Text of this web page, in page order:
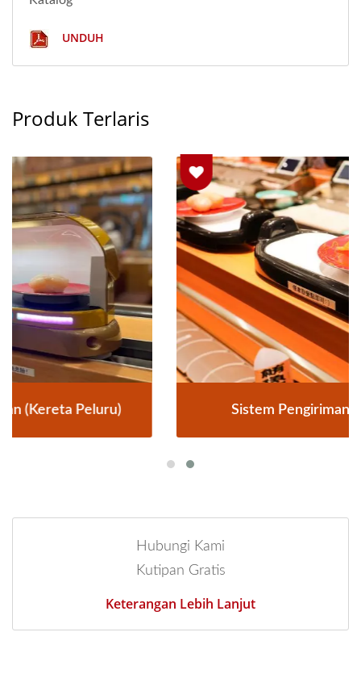
UNDUH
Produk Terlaris
Sistem Pengiriman Makanan Kereta
Hubungi Kami
Kutipan Gratis
Keterangan Lebih Lanjut